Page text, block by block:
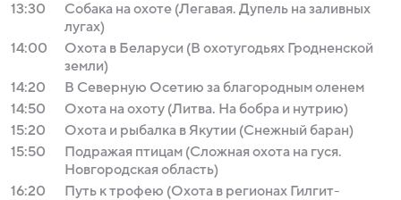
13:30
Собака на охоте (Легавая. Дупель на заливных
лугах)
14:00
Охота в Беларуси (В охотугодьях Гродненской
земли)
14:20
В Северную Осетию за благородным оленем
14:50
Охота на охоту (Литва. На бобра и нутрию)
15:20
Охота и рыбалка в Якутии (Снежный баран)
15:50
Подражая птицам (Сложная охота на гуся.
Новгородская область)
16:20
Путь к трофею (Охота в регионах Гилгит-